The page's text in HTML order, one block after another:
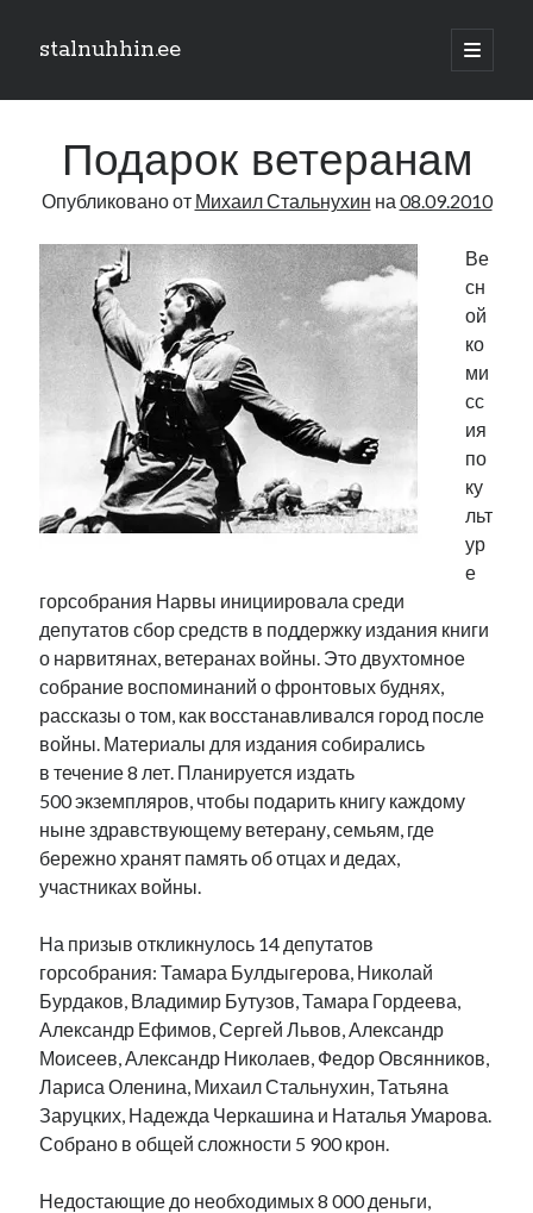
stalnuhhin.ee
отрыть
Боковая
панель
Поиск
Рубрики
В мире
Интеграция
Интервью
Нарва и северо-восток
Обзор прессы
Образование
Парламент и правительство
Эстония и Россия
Юмор
Метки
radio narva takinada андрус ансип
ансиппиада безработица видео война
в поисках здравого смысла
катри райк кая каллас книга маська нарва
нацменьшинства образование обучение эстонскому
памятники парад клоунов парламент партия поводырь
подкаст потеряны данные пресса программа
рийгикогу россия русский роман
русскоязычное образование сми ссср
стенограмма
т.х. ильвес
танк фотоотчет экономика экономика эстонии
Подарок ветеранам
Опубликовано от Михаил Стальнухин на 08.09.2010
Ве
сн
ой
ко
ми
сс
ия
по
ку
льт
ур
е
горсобрания Нарвы инициировала среди
депутатов сбор средств в поддержку издания книги
о нарвитянах, ветеранах войны. Это двухтомное
собрание воспоминаний о фронтовых буднях,
рассказы о том, как восстанавливался город после
войны. Материалы для издания собирались
в течение 8 лет. Планируется издать
500 экземпляров, чтобы подарить книгу каждому
ныне здравствующему ветерану, семьям, где
бережно хранят память об отцах и дедах,
участниках войны.
На призыв откликнулось 14 депутатов
горсобрания: Тамара Булдыгерова, Николай
Бурдаков, Владимир Бутузов, Тамара Гордеева,
Александр Ефимов, Сергей Львов, Александр
Моисеев, Александр Николаев, Федор Овсянников,
Лариса Оленина, Михаил Стальнухин, Татьяна
Заруцких, Надежда Черкашина и Наталья Умарова.
Собрано в общей сложности 5 900 крон.
Недостающие до необходимых 8 000 деньги,